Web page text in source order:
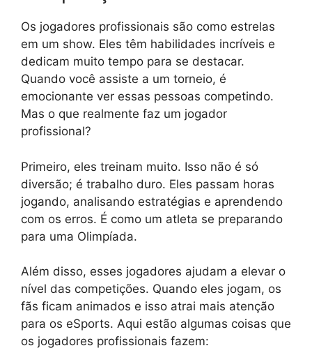
Os jogadores profissionais são como estrelas
em um show. Eles têm habilidades incríveis e
dedicam muito tempo para se destacar.
Quando você assiste a um torneio, é
emocionante ver essas pessoas competindo.
Mas o que realmente faz um jogador
profissional?
Primeiro, eles treinam muito. Isso não é só
diversão; é trabalho duro. Eles passam horas
jogando, analisando estratégias e aprendendo
com os erros. É como um atleta se preparando
para uma Olimpíada.
Além disso, esses jogadores ajudam a elevar o
nível das competições. Quando eles jogam, os
fãs ficam animados e isso atrai mais atenção
para os eSports. Aqui estão algumas coisas que
os jogadores profissionais fazem: